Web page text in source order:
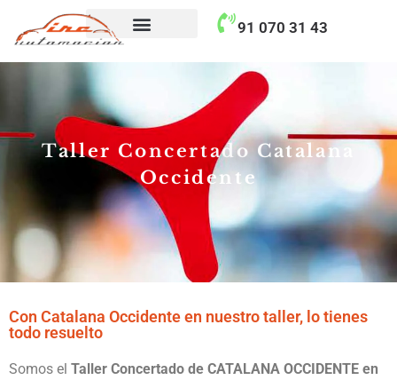
contenido
91 070 31 43
Taller Concertado Catalana
Occidente
Con Catalana Occidente en nuestro taller, lo tienes
todo resuelto
Somos el Taller Concertado de CATALANA OCCIDENTE en